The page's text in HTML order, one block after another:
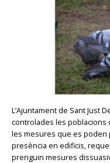
L’Ajuntament de Sant Just
controlades les poblacions
les mesures que es poden
presència en edificis,
prenguin mesures